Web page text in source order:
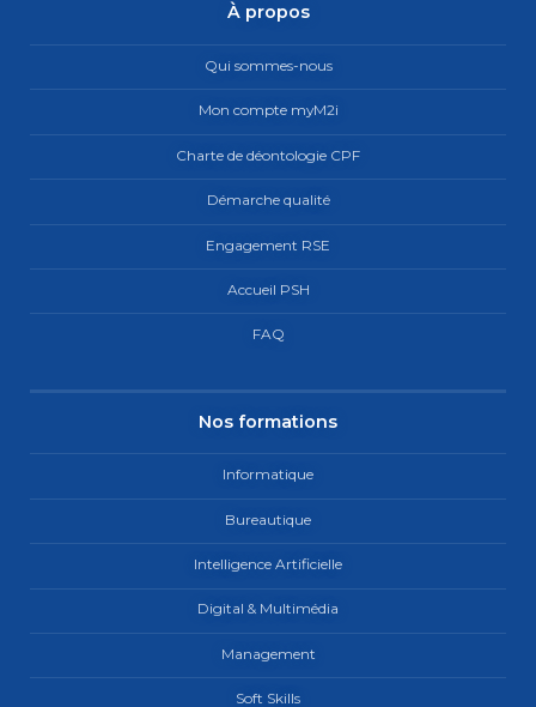
À propos
Qui sommes-nous
Mon compte myM2i
Charte de déontologie CPF
Démarche qualité
Engagement RSE
Accueil PSH
FAQ
Nos formations
Informatique
Bureautique
Intelligence Artificielle
Digital & Multimédia
Management
Soft Skills